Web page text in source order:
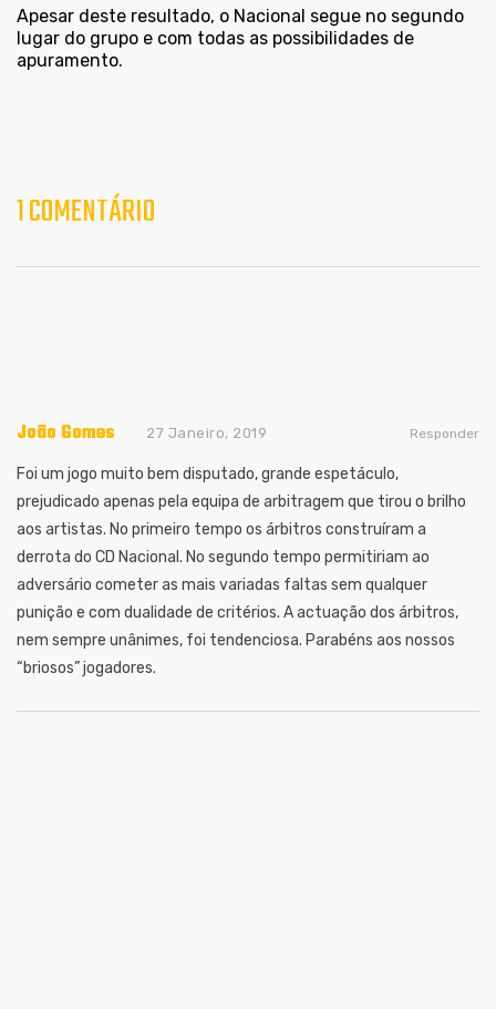
Apesar deste resultado, o Nacional segue no segundo
lugar do grupo e com todas as possibilidades de
apuramento.
1 COMENTÁRIO
João Gomes 27 Janeiro, 2019
Foi um jogo muito bem disputado, grande espetáculo,
prejudicado apenas pela equipa de arbitragem que tirou o brilho
aos artistas. No primeiro tempo os árbitros construíram a
derrota do CD Nacional. No segundo tempo permitiriam ao
adversário cometer as mais variadas faltas sem qualquer
punição e com dualidade de critérios. A actuação dos árbitros,
nem sempre unânimes, foi tendenciosa. Parabéns aos nossos
“briosos” jogadores.
Responder